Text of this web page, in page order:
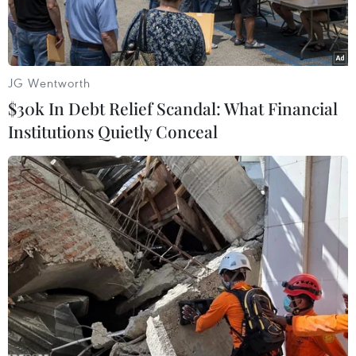
(Nguồn: MarketWatch)
Giá vàng kỳ hạn tại Sàn giao dịch hàng hóa New
York tăng trong phiên 22/2, khi các nhà đầu tư
lo ngại hơn về lạm phát.
Hợp đồng vàng giao tháng Tư được giao dịch
nhiều nhất tăng 31 USD, hay 1,74%, chốt phiên
ở mức 1.808,4 USD/ounce.
JG Wentworth
$30k In Debt Relief Scandal: What Financial
Institutions Quietly Conceal